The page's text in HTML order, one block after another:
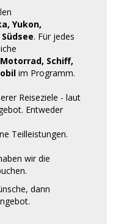
Yukon,
. Für jedes
Schiff,
im Programm.
Reiseziele - laut
Entweder
Teilleistungen.
wir die
dann